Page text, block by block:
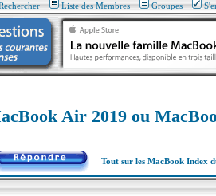
Liste des Membres Groupes
Air 2019 ou
Tout sur les MacBook Index